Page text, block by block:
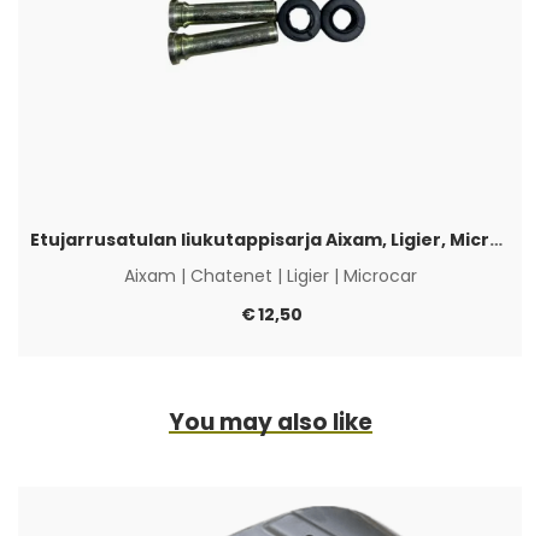
Etujarrusatulan liukutappisarja Aixam, Ligier, Microcar & Chatenet
Aixam | Chatenet | Ligier| Microcar
€12,50
You may also like